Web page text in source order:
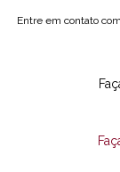
Entre em contato